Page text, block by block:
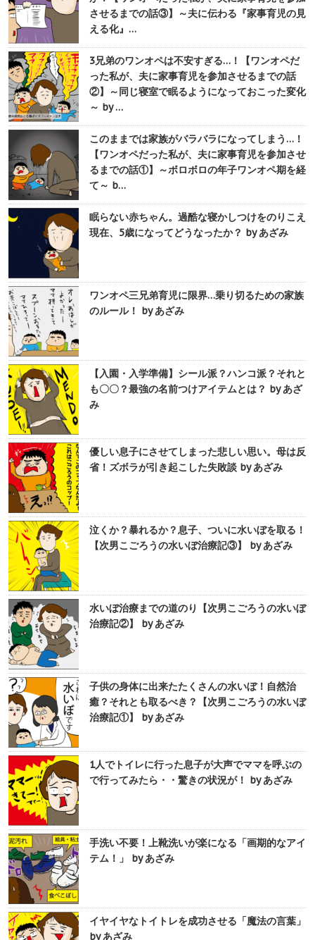
させるまでの話③】～夫に伝わる『家事育児の見
える化』…
3兄弟のワンオペは不安すぎる…！【ワンオペだ
った私が、夫に家事育児を参加させるまでの話
②】～同じ寝室で眠るようになっておこった変化
～ by …
このままでは家族がバラバラになってしまう…！
【ワンオペだった私が、夫に家事育児を参加させ
るまでの話①】～ボロボロの年子ワンオペ期を経
て～ b…
眠らない赤ちゃん。過酷な寝かしつけをのりこえ
現在、5歳になってどうなったか？ by あざみ
ワンオペ三兄弟育児に限界…乗り切るための家族
のルール！ by あざみ
【入園・入学準備】シール派？ハンコ派？それと
も〇〇？最強の名前つけアイテムとは？ by あざ
み
優しい息子にさせてしまった悲しい思い。母は反
省！ズボラが引き起こした失敗談 by あざみ
泣くか？暴れるか？息子、ついに水いぼを取る！
【次男こごろうの水いぼ治療記③】 by あざみ
水いぼ治療までの道のり【次男こごろうの水いぼ
治療記②】 by あざみ
子供の身体に出来たたくさんの水いぼ！自然治
癒？それとも取るべき？【次男こごろうの水いぼ
治療記①】 by あざみ
1人でトイレに行った息子が大声でママを呼ぶの
で行ってみたら・・驚きの状況が！ by あざみ
手洗い不要！上靴洗いが楽になる「画期的なアイ
テム！」 by あざみ
イヤイヤなトイトレを成功させる「魔法の言葉」
by あざみ